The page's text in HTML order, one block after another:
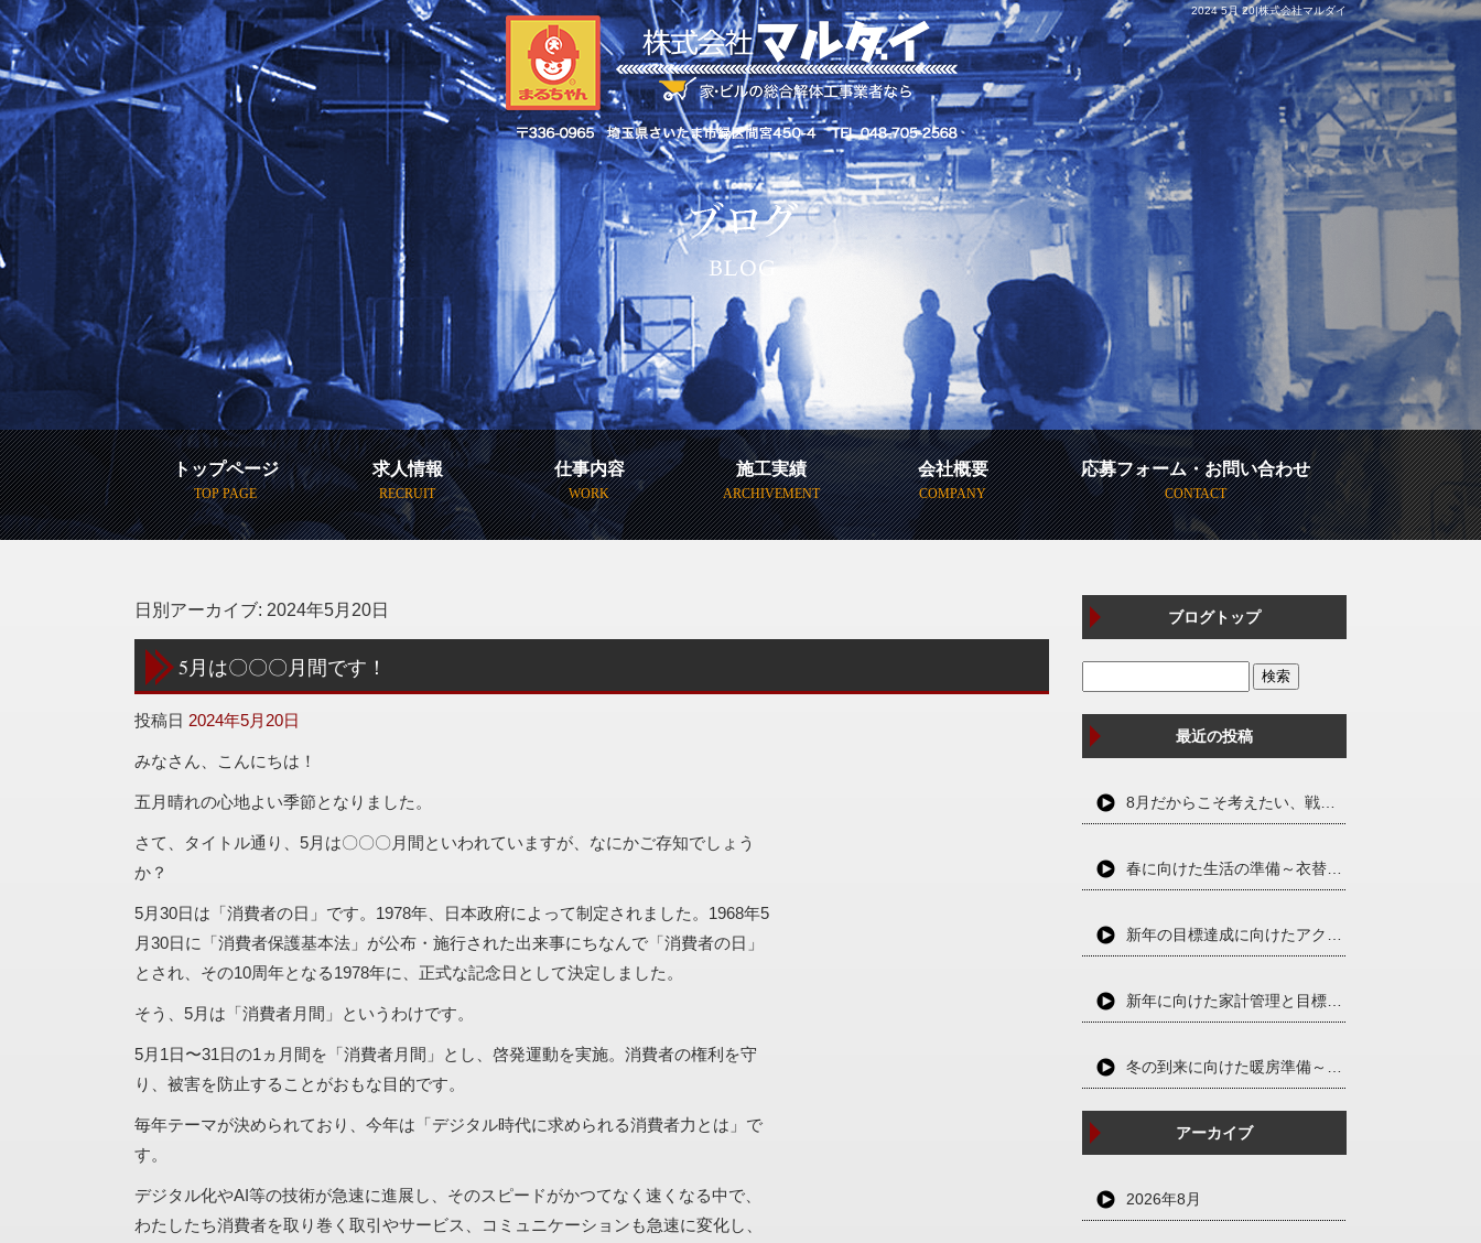
2024 5月 20|株式会社マルダイ
トップページ 求人情報 仕事内容 施工実績 会社概要 応募フォーム・お問い合わせ
日別アーカイブ: 2024年5月20日
5月は〇〇〇月間です！
投稿日 2024年5月20日
みなさん、こんにちは！
五月晴れの心地よい季節となりました。
さて、タイトル通り、5月は〇〇〇月間といわれていますが、なにかご存知でしょう
か？
5月30日は「消費者の日」です。1978年、日本政府によって制定されました。1968年5
月30日に「消費者保護基本法」が公布・施行された出来事にちなんで「消費者の日」
とされ、その10周年となる1978年に、正式な記念日として決定しました。
そう、5月は「消費者月間」というわけです。
5月1日〜31日の1ヵ月間を「消費者月間」とし、啓発運動を実施。消費者の権利を守
り、被害を防止することがおもな目的です。
毎年テーマが決められており、今年は「デジタル時代に求められる消費者力とは」で
す。
デジタル化やAI等の技術が急速に進展し、そのスピードがかつてなく速くなる中で、
わたしたち消費者を取り巻く取引やサービス、コミュニケーションも急速に変化し、
ブログトップ
最近の投稿
アーカイブ
2026年8月